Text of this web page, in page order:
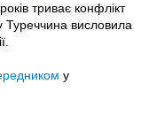
триває конфлікт
висловила
у